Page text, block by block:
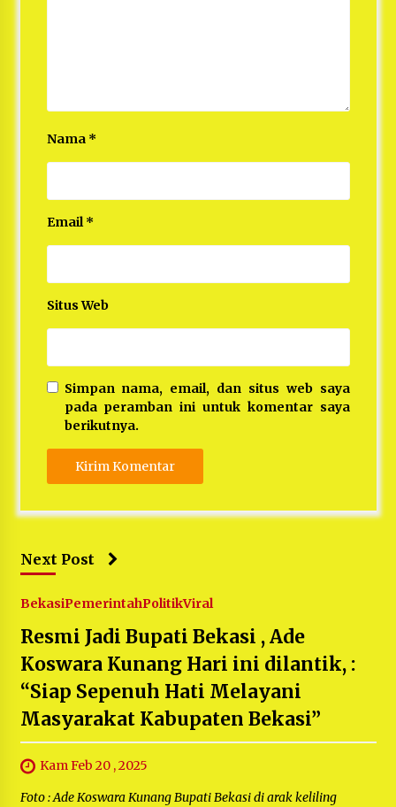
Nama *
Email*
Situs Web
Simpan nama, email, dan situs web saya
pada peramban ini untuk komentar saya
berikutnya.
Next Post
BekasiPemerintahPolitikViral
Resmi Jadi Bupati Bekasi , Ade
Koswara Kunang Hari ini dilantik, :
“Siap Sepenuh Hati Melayani
Masyarakat Kabupaten Bekasi”
Kam Feb 20 , 2025
Foto : Ade Koswara Kunang Bupati Bekasi di arak keliling